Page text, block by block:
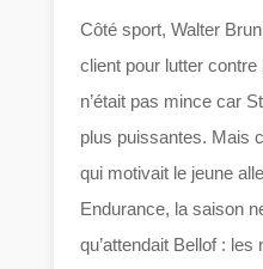
Côté sport, Walter
client pour lutter contre
n’était pas mince car
plus puissantes. Mais
qui motivait le jeune
Endurance, la saison
qu’attendait Bellof :